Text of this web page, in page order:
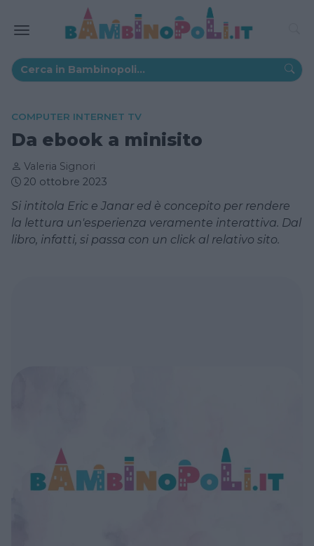
COMPUTER INTERNET TV
Da ebook a minisito
Valeria Signori
20 ottobre 2023
Si intitola Eric e Janar ed è concepito per rendere
la lettura un'esperienza veramente interattiva. Dal
libro, infatti, si passa con un click al relativo sito.